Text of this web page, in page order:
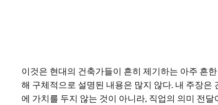
이것은 현대의 건축가들이 흔히 제기하는 아주 흔
해 구체적으로 설명된 내용은 많지 않다. 내 주장
에 가치를 두지 않는 것이 아니라, 직업의 의미 전